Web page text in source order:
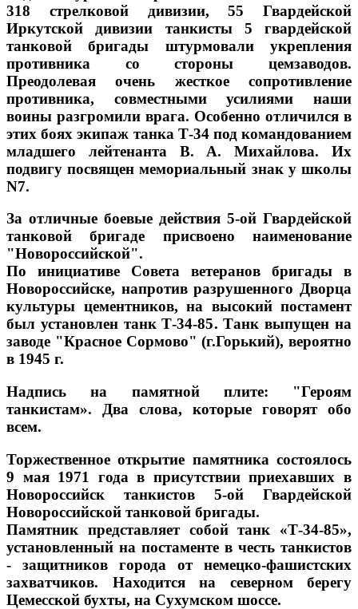
318 стрелковой дивизии, 55 Гвардейской
Иркутской дивизии танкисты 5 гвардейской
танковой бригады штурмовали укрепления
противника со стороны цемзаводов.
Преодолевая очень жесткое сопротивление
противника, совместными усилиями наши
воины разгромили врага. Особенно отличился в
этих боях экипаж танка Т-34 под командованием
младшего лейтенанта В. А. Михайлова. Их
подвигу посвящен мемориальный знак у школы
N7.
За отличные боевые действия 5-ой Гвардейской
танковой бригаде присвоено наименование
"Новороссийской".
По инициативе Совета ветеранов бригады в
Новороссийске, напротив разрушенного Дворца
культуры цементников, на высокий постамент
был установлен танк Т-34-85. Танк выпущен на
заводе "Красное Сормово" (г.Горький), вероятно
в 1945 г.
Надпись на памятной плите: "Героям
танкистам». Два слова, которые говорят обо
всем.
Торжественное открытие памятника состоялось
9 мая 1971 года в присутствии приехавших в
Новороссийск танкистов 5-ой Гвардейской
Новороссийской танковой бригады.
Памятник представляет собой танк «Т-34-85»,
установленный на постаменте в честь танкистов
- защитников города от немецко-фашистских
захватчиков. Находится на северном берегу
Цемесской бухты, на Сухумском шоссе.